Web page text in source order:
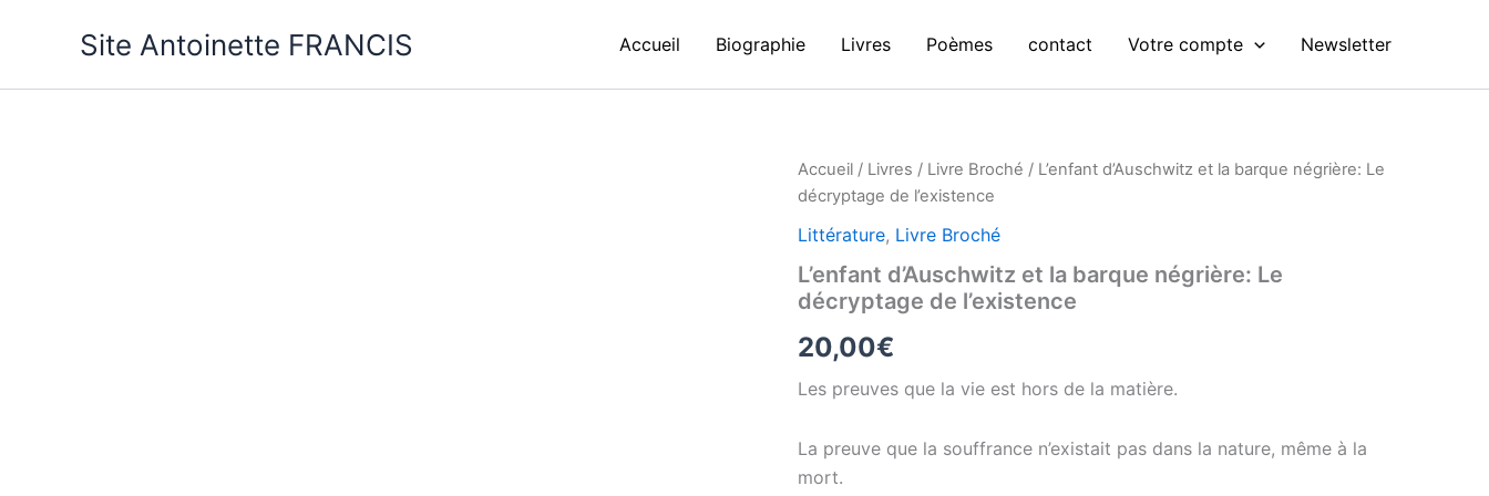
Site Antoinette FRANCIS Accueil Biographie Livres Poèmes contact Votre compte Newsletter
Accueil / Livres / Livre Broché / L’enfant d’Auschwitz et la barque négrière: Le
décryptage de l’existence
Littérature, Livre Broché
L’enfant d’Auschwitz et la barque négrière: Le
décryptage de l’existence
20,00€
Les preuves que la vie est hors de la matière.
La preuve que la souffrance n’existait pas dans la nature, même à la
mort.